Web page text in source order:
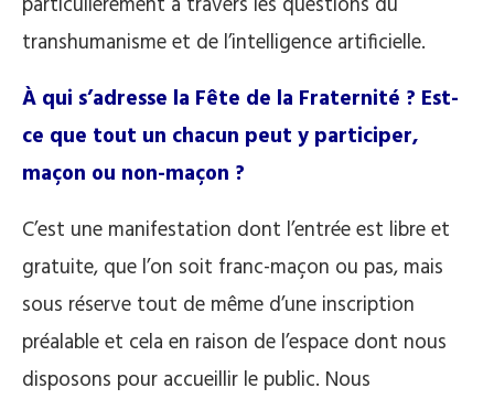
transhumanisme et de l’intelligence artificielle.
À qui s’adresse la Fête de la Fraternité ? Est-
ce que tout un chacun peut y participer,
maçon ou non-maçon ?
C’est une manifestation dont l’entrée est libre et
gratuite, que l’on soit franc-maçon ou pas, mais
sous réserve tout de même d’une inscription
préalable et cela en raison de l’espace dont nous
disposons pour accueillir le public. Nous